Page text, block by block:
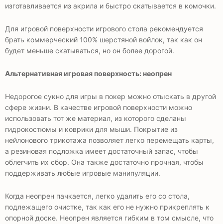
изготавливается из акрила и быстро скатывается в комочки.
Для игровой поверхности игрового стола рекомендуется
брать коммерческий 100% шерстяной войлок, так как он
будет меньше скатываться, но он более дорогой.
Альтернативная игровая поверхность: неопрен
Недорогое сукно для игры в покер можно отыскать в другой
сфере жизни. В качестве игровой поверхности можно
использовать тот же материал, из которого сделаны
гидрокостюмы и коврики для мыши. Покрытие из
нейлонового трикотажа позволяет легко перемещать карты,
а резиновая подложка имеет достаточный запас, чтобы
облегчить их сбор. Она также достаточно прочная, чтобы
поддерживать любые игровые манипуляции.
Когда неопрен пачкается, легко удалить его со стола,
подлежащего очистке, так как его не нужно прикреплять к
опорной доске. Неопрен является гибким в том смысле, что